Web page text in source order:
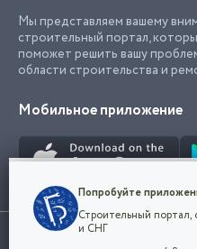
Мы представляем вашему
строительный портал,
поможет решить вашу
области строительства и
Мобильное приложение
Использование сайта, в том числе
Конфиденциальность
Мы используем файлы
наш сайт удобным для
Попробуйте
Строительный
и СНГ